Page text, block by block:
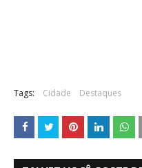
Tags: Cidade Destaques